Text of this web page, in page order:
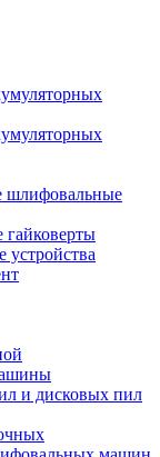
шлифовальные
устройства
и дисковых пил